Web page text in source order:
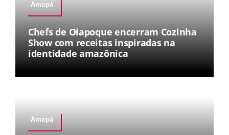
Amapá
Chefs de Oiapoque encerram Cozinha
Show com receitas inspiradas na
identidade amazônica
Amapá